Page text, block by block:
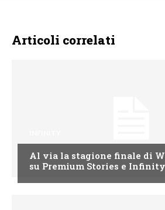
Articoli correlati
Al via la stagione finale di
su Premium Stories e Infinity